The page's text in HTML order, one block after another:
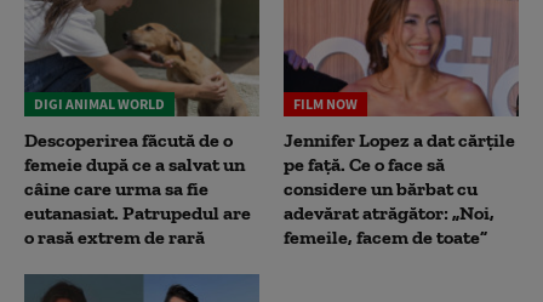
DIGI ANIMAL WORLD
Descoperirea făcută de o
femeie după ce a salvat un
câine care urma sa fie
eutanasiat. Patrupedul are
o rasă extrem de rară
FILM NOW
Jennifer Lopez a dat cărțile
pe față. Ce o face să
considere un bărbat cu
adevărat atrăgător: „Noi,
femeile, facem de toate”